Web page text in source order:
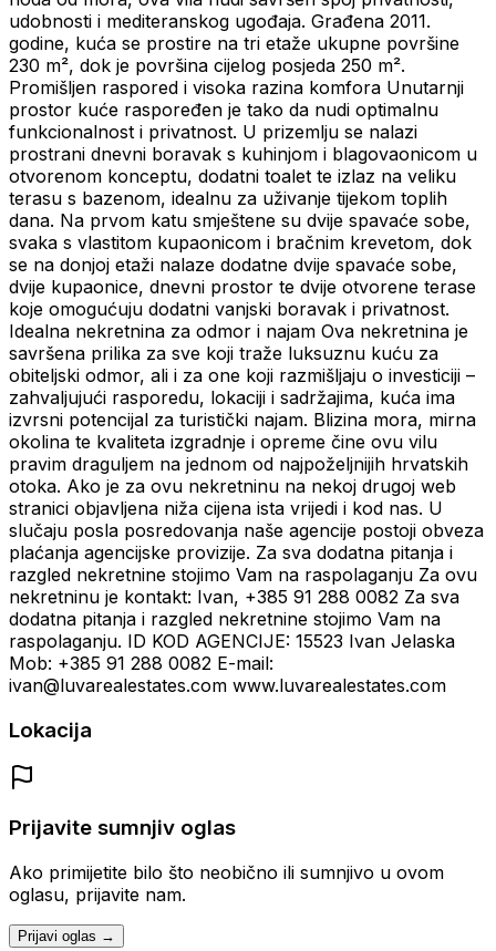
udobnosti i mediteranskog ugođaja. Građena 2011.
godine, kuća se prostire na tri etaže ukupne površine
230 m², dok je površina cijelog posjeda 250 m².
Promišljen raspored i visoka razina komfora Unutarnji
prostor kuće raspoređen je tako da nudi optimalnu
funkcionalnost i privatnost. U prizemlju se nalazi
prostrani dnevni boravak s kuhinjom i blagovaonicom u
otvorenom konceptu, dodatni toalet te izlaz na veliku
terasu s bazenom, idealnu za uživanje tijekom toplih
dana. Na prvom katu smještene su dvije spavaće sobe,
svaka s vlastitom kupaonicom i bračnim krevetom, dok
se na donjoj etaži nalaze dodatne dvije spavaće sobe,
dvije kupaonice, dnevni prostor te dvije otvorene terase
koje omogućuju dodatni vanjski boravak i privatnost.
Idealna nekretnina za odmor i najam Ova nekretnina je
savršena prilika za sve koji traže luksuznu kuću za
obiteljski odmor, ali i za one koji razmišljaju o investiciji –
zahvaljujući rasporedu, lokaciji i sadržajima, kuća ima
izvrsni potencijal za turistički najam. Blizina mora, mirna
okolina te kvaliteta izgradnje i opreme čine ovu vilu
pravim draguljem na jednom od najpoželjnijih hrvatskih
otoka. Ako je za ovu nekretninu na nekoj drugoj web
stranici objavljena niža cijena ista vrijedi i kod nas. U
slučaju posla posredovanja naše agencije postoji obveza
plaćanja agencijske provizije. Za sva dodatna pitanja i
razgled nekretnine stojimo Vam na raspolaganju Za ovu
nekretninu je kontakt: Ivan, +385 91 288 0082 Za sva
dodatna pitanja i razgled nekretnine stojimo Vam na
raspolaganju. ID KOD AGENCIJE: 15523 Ivan Jelaska
Mob: +385 91 288 0082 E-mail:
ivan@luvarealestates.com www.luvarealestates.com
Lokacija
Prijavite sumnjiv oglas
Ako primijetite bilo što neobično ili sumnjivo u ovom
oglasu, prijavite nam.
Prijavi oglas →